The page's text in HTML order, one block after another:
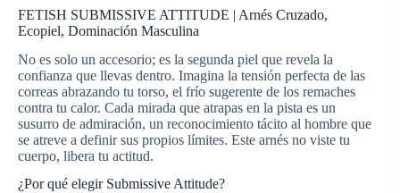
CON
REMACHES
cantidad
FETISH SUBMISSIVE ATTITUDE | Arnés Cruzado,
Ecopiel, Dominación Masculina
No es solo un accesorio; es la segunda piel que revela la
confianza que llevas dentro. Imagina la tensión perfecta de las
correas abrazando tu torso, el frío sugerente de los remaches
contra tu calor. Cada mirada que atrapas en la pista es un
susurro de admiración, un reconocimiento tácito al hombre que
se atreve a definir sus propios límites. Este arnés no viste tu
cuerpo, libera tu actitud.
¿Por qué elegir Submissive Attitude?